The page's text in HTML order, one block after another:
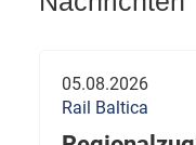
05.08.2026
Rail Baltica